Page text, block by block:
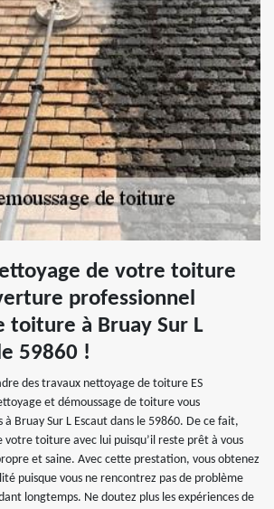
de votre toiture
professionnel
toiture à Bruay Sur L
59860 !
des travaux nettoyage de toiture ES
et démoussage de toiture vous
Bruay Sur L Escaut dans le 59860. De ce fait,
votre toiture avec lui puisqu’il reste prêt à vous
et saine. Avec cette prestation, vous obtenez
puisque vous ne rencontrez pas de problème
longtemps. Ne doutez plus les expériences de